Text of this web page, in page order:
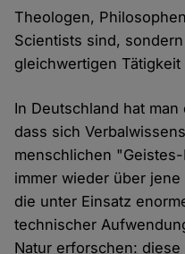
Theologen,
Scientists sind,
gleichwertigen
In Deutschland hat
dass sich
menschlichen
immer wieder über
die unter Einsatz
technischer
Natur erforschen: